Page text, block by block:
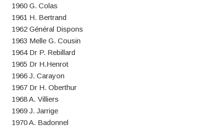
1960 G. Colas
1961 H. Bertrand
1962 Général Dispons
1963 Melle G. Cousin
1964 Dr P. Rebillard
1965 Dr H.Henrot
1966 J. Carayon
1967 Dr H. Oberthur
1968 A. Villiers
1969 J. Jarrige
1970 A. Badonnel